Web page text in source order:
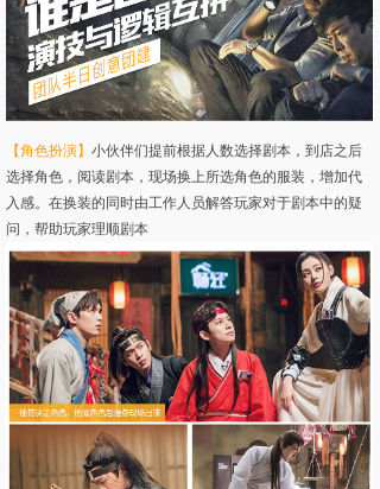
【角色扮演】 小伙伴们提前根据人数选择剧本，到店之后
选择角色，阅读剧本，现场换上所选角色的服装，增加代
入感。在换装的同时由工作人员解答玩家对于剧本中的疑
问，帮助玩家理顺剧本